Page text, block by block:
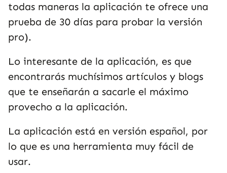
todas maneras la aplicación te ofrece una
prueba de 30 días para probar la versión
pro).
Lo interesante de la aplicación, es que
encontrarás muchísimos artículos y blogs
que te enseñarán a sacarle el máximo
provecho a la aplicación.
La aplicación está en versión español, por
lo que es una herramienta muy fácil de
usar.